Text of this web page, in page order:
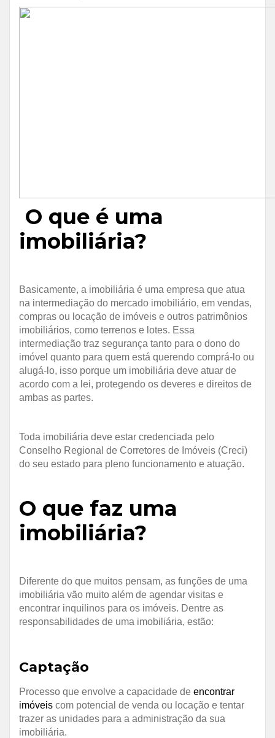
O que é uma
imobiliária?
Basicamente, a imobiliária é uma empresa que atua
na intermediação do mercado imobiliário, em vendas,
compras ou locação de imóveis e outros patrimônios
imobiliários, como terrenos e lotes. Essa
intermediação traz segurança tanto para o dono do
imóvel quanto para quem está querendo comprá-lo ou
alugá-lo, isso porque um imobiliária deve atuar de
acordo com a lei, protegendo os deveres e direitos de
ambas as partes.
Toda imobiliária deve estar credenciada pelo
Conselho Regional de Corretores de Imóveis (Creci)
do seu estado para pleno funcionamento e atuação.
O que faz uma
imobiliária?
Diferente do que muitos pensam, as funções de uma
imobiliária vão muito além de agendar visitas e
encontrar inquilinos para os imóveis. Dentre as
responsabilidades de uma imobiliária, estão:
Captação
Processo que envolve a capacidade de encontrar
imóveis com potencial de venda ou locação e tentar
trazer as unidades para a administração da sua
imobiliária.